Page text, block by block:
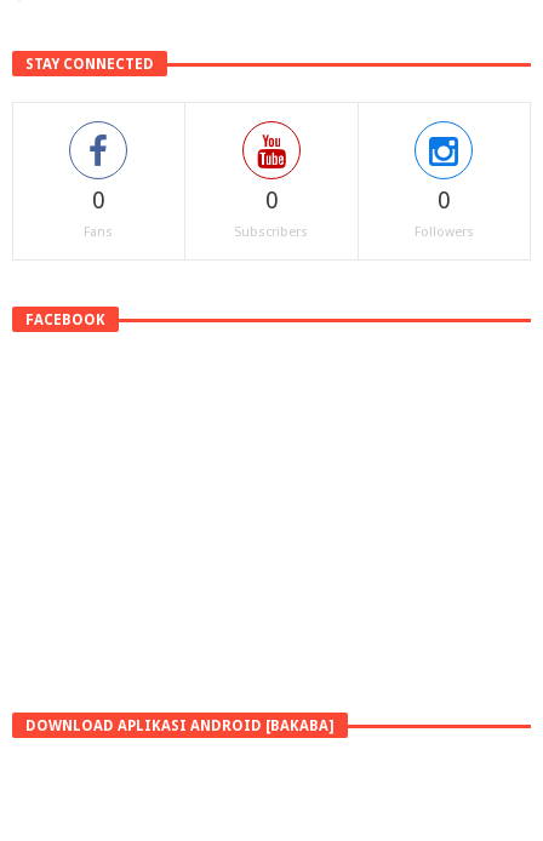
STAY CONNECTED
0
Fans
0
Subscribers
0
Followers
FACEBOOK
DOWNLOAD APLIKASI ANDROID [BAKABA]